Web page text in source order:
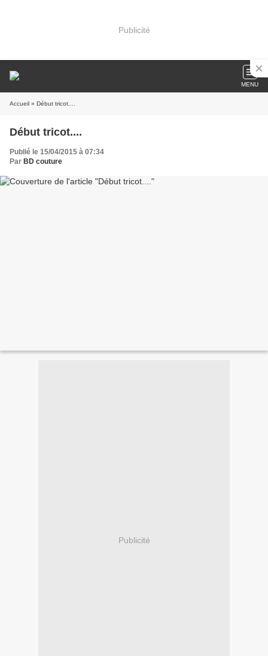
Publicité
MENU
Accueil » Début tricot....
Début tricot....
Publié le 15/04/2015 à 07:34
Par BD couture
Publicité